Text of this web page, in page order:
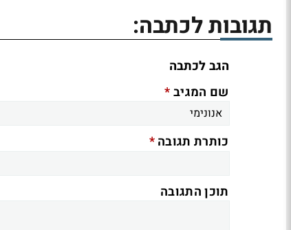
תגובות לכתבה:
הגב לכתבה
שם המגיב*
כותרת תגובה*
תוכן התגובה